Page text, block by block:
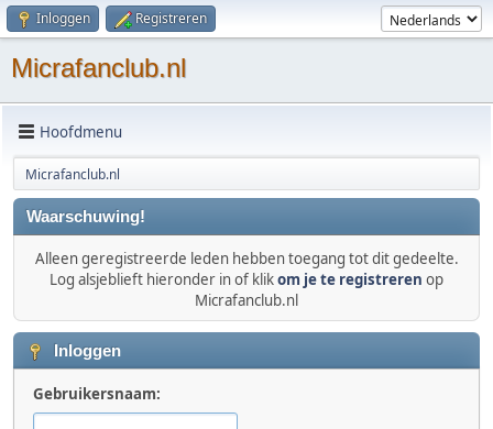
Inloggen Registreren
Micrafanclub.nl
Hoofdmenu
Micrafanclub.nl
Waarschuwing!
Alleen geregistreerde leden hebben toegang tot dit gedeelte.
Log alsjeblieft hieronder in of klikom je te registreren op
Micrafanclub.nl
Inloggen
Gebruikersnaam: